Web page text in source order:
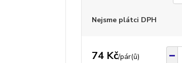
Nejsme plátci DPH
74 Kč/pár(ů)